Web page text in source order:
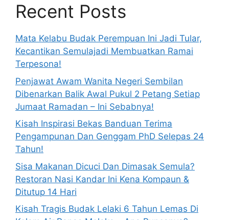
Recent Posts
Mata Kelabu Budak Perempuan Ini Jadi Tular,
Kecantikan Semulajadi Membuatkan Ramai
Terpesona!
Penjawat Awam Wanita Negeri Sembilan
Dibenarkan Balik Awal Pukul 2 Petang Setiap
Jumaat Ramadan – Ini Sebabnya!
Kisah Inspirasi Bekas Banduan Terima
Pengampunan Dan Genggam PhD Selepas 24
Tahun!
Sisa Makanan Dicuci Dan Dimasak Semula?
Restoran Nasi Kandar Ini Kena Kompaun &
Ditutup 14 Hari
Kisah Tragis Budak Lelaki 6 Tahun Lemas Di